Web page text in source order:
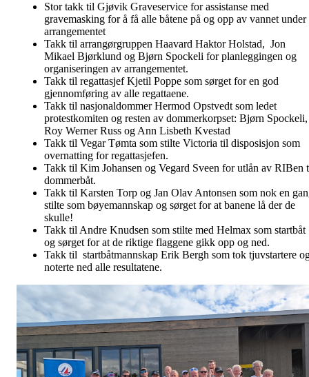
Stor takk til Gjøvik Graveservice for assistanse med
gravemasking for å få alle båtene på og opp av vannet under
arrangementet
Takk til arrangørgruppen Haavard Haktor Holstad, Jon
Mikael Bjørklund og Bjørn Spockeli for planleggingen og
organiseringen av arrangementet.
Takk til regattasjef Kjetil Poppe som sørget for en god
gjennomføring av alle regattaene.
Takk til nasjonaldommer Hermod Opstvedt som ledet
protestkomiten og resten av dommerkorpset: Bjørn Spockeli,
Roy Werner Russ og Ann Lisbeth Kvestad
Takk til Vegar Tømta som stilte Victoria til disposisjon som
overnatting for regattasjefen.
Takk til Kim Johansen og Vegard Sveen for utlån av RIBen
dommerbåt.
Takk til Karsten Torp og Jan Olav Antonsen som nok en
stilte som bøyemannskap og sørget for at banene lå der de
skulle!
Takk til Andre Knudsen som stilte med Helmax som startbåt
og sørget for at de riktige flaggene gikk opp og ned.
Takk til startbåtmannskap Erik Bergh som tok tjuvstartere
noterte ned alle resultatene.